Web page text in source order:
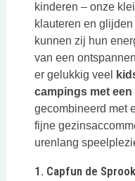
kinderen – onze
klauteren en
kunnen zij hun
van een
er gelukkig veel
campings met
gecombineerd met
fijne
urenlang
1. Capfun de